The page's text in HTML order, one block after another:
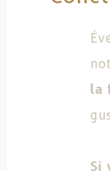
la
Si